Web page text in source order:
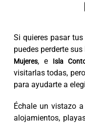
Si quieres pasar
puedes perderte sus
Mujeres, e Isla
visitarlas todas,
para ayudarte a
Échale un vistazo
alojamientos,